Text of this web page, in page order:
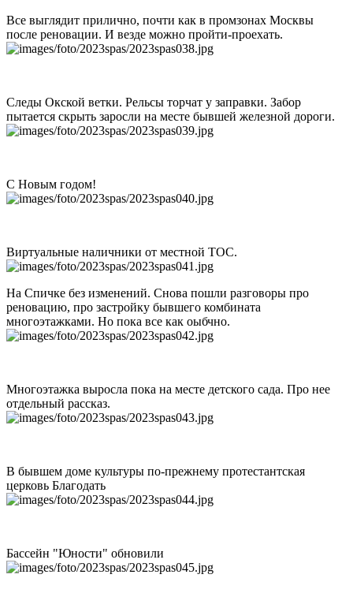
Все выглядит прилично, почти как в промзонах Москвы
после реновации. И везде можно пройти-проехать.
Следы Окской ветки. Рельсы торчат у заправки. Забор
пытается скрыть заросли на месте бывшей железной дороги.
С Новым годом!
Виртуальные наличники от местной ТОС.
На Спичке без изменений. Снова пошли разговоры про
реновацию, про застройку бывшего комбината
многоэтажками. Но пока все как оыбчно.
Многоэтажка выросла пока на месте детского сада. Про нее
отдельный рассказ.
В бывшем доме культуры по-прежнему протестантская
церковь Благодать
Бассейн "Юности" обновили